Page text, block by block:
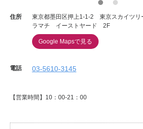
公式アプリ
住所
東京都墨田区押上1-1-2 東京スカイツリ
ラマチ イーストヤード 2F
Google Mapsで見る
電話 03-5610-3145
【営業時間】10：00-21：00